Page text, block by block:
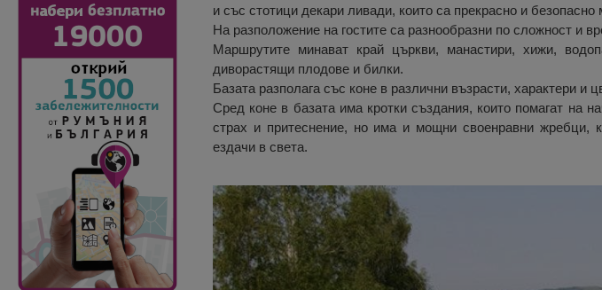
и със стотици декари ливади, които са прекрасно и
На разположение на гостите са разнообразни по сложност и
Маршрутите минават край църкви, манастири, хижи,
диворастящи плодове и билки.
Базата разполага със коне в различни възрасти, характери и
Сред коне в базата има кротки създания, които помагат на
страх и притеснение, но има и мощни своенравни жребци,
ездачи в света.